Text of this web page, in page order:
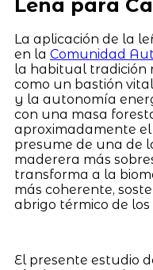
Leña para
La aplicación de la
en la Comunidad
la habitual tradición
como un bastión
y la autonomía
con una masa
aproximadamente el
presume de una de
maderera más
transforma a la
más coherente,
abrigo térmico de los
El presente estudio